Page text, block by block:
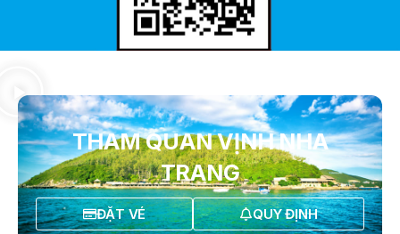
THAM QUAN VỊNH NHA
TRANG
ĐẶT VÉ QUY ĐỊNH